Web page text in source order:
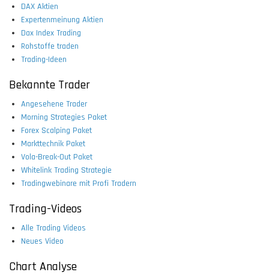
DAX Aktien
Expertenmeinung Aktien
Dax Index Trading
Rohstoffe traden
Trading-Ideen
Bekannte Trader
Angesehene Trader
Morning Strategies Paket
Forex Scalping Paket
Markttechnik Paket
Vola-Break-Out Paket
Whitelink Trading Strategie
Tradingwebinare mit Profi Tradern
Trading-Videos
Alle Trading Videos
Neues Video
Chart Analyse